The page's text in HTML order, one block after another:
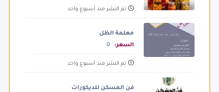
تم النشر منذ أسبوع واحد
معلمة الظل
السعر:
0
تم النشر منذ أسبوع واحد
فن المسكن للديكورات